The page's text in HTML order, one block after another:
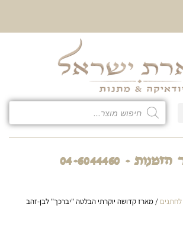
- 04-6044460
/ מארז קדושה יוקרתי הבלטה "יברכך" לבן-זהב